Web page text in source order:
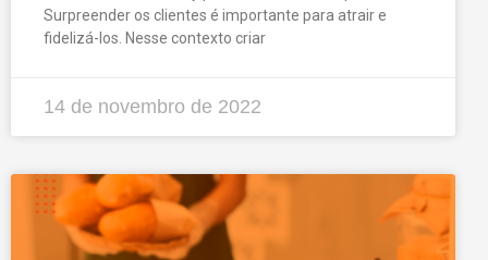
Surpreender os clientes é importante para atrair e
fidelizá-los. Nesse contexto criar
14 de novembro de 2022